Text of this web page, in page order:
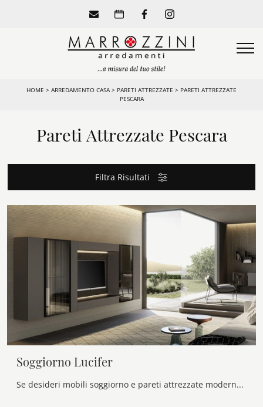
HOME > ARREDAMENTO CASA> PARETI ATTREZZATE > PARETI ATTREZZATE
PESCARA
Pareti Attrezzate Pescara
Filtra Risultati
Soggiorno Lucifer
Se desideri mobili soggiorno e pareti attrezzate moderne, prediligi il modello Soggiorno Lucifer di Voltan: clicca e scopri di più!